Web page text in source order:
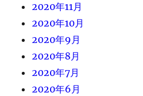
2020年11月
2020年10月
2020年9月
2020年8月
2020年7月
2020年6月